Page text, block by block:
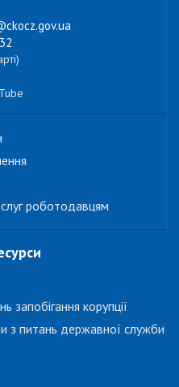
роботодавцям
запобігання корупції
з питань державної служби